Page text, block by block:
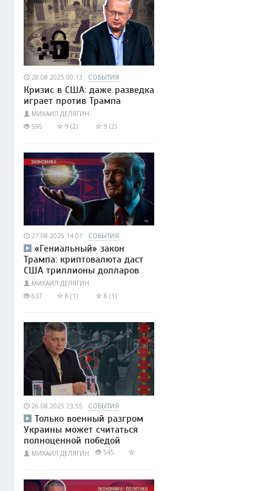
28.08.2025 00:13 СОБЫТИЯ
Кризис в США: даже разведка
играет против Трампа
МИХАИЛ ДЕЛЯГИН
595
9 (2) 9 (2)
27.08.2025 14:01 СОБЫТИЯ
«Гениальный» закон
Трампа: криптовалюта даст
США триллионы долларов
МИХАИЛ ДЕЛЯГИН
637
8 (1) 8 (1)
26.08.2025 23:55 СОБЫТИЯ
Только военный разгром
Украины может считаться
полноценной победой
МИХАИЛ ДЕЛЯГИН 545